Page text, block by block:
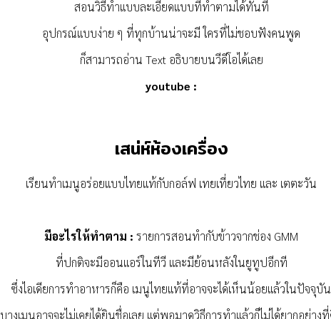
สอนวิธีทำแบบละเอียดแบบที่ทำตามได้ทันที
อุปกรณ์แบบง่าย ๆ ที่ทุกบ้านน่าจะมี ใครที่ไม่ชอบฟังคนพูด
ก็สามารถอ่าน Text อธิบายบนวีดีโอได้เลย
youtube :
เสน่ห์ห้องเครื่อง
เรียนทำเมนูอร่อยแบบไทยแท้กับกอล์ฟ เทยเที่ยวไทย และ เตตะวัน
มีอะไรให้ทำตาม : รายการสอนทำกับข้าวจากช่อง GMM
ที่ปกติจะมีออนแอร์ในทีวี และมีย้อนหลังในยูทูปอีกที
ซึ่งไอเดียการทำอาหารก็คือ เมนูไทยแท้ที่อาจจะได้เห็นน้อยแล้วในปัจจุบัน
บางเมนูอาจจะไม่เคยได้ยินชื่อเลย แต่พอมาดูวิธีการทำแล้วก็ไม่ได้ยากอย่าง